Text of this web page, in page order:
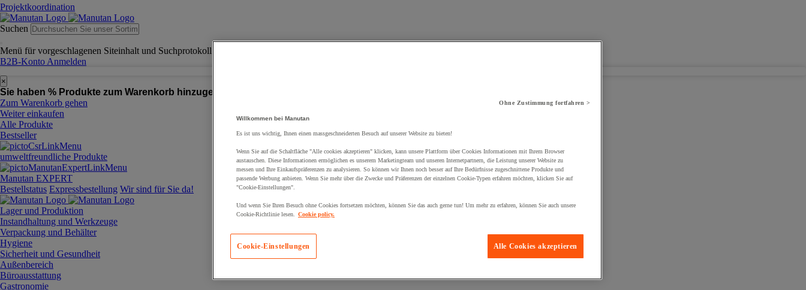
Projektkoordination
Suchen
Menü für vorgeschlagenen Siteinhalt und Suchprotokoll
B2B-Konto Anmelden
×
Sie haben % Produkte zum Warenkorb hinzugefügt:
Zum Warenkorb gehen
Weiter einkaufen
Alle Produkte
Bestseller
umweltfreundliche Produkte
Manutan EXPERT
Bestellstatus Expressbestellung Wir sind für Sie da!
Lager und Produktion
Instandhaltung und Werkzeuge
Verpackung und Behälter
Hygiene
Sicherheit und Gesundheit
Außenbereich
Büroausstattung
Gastronomie
Ohne Zustimmung fortfahren >
Willkommen bei Manutan
Es ist uns wichtig, Ihnen einen massgeschneiderten Besuch auf unserer Website zu bieten!
Wenn Sie auf die Schaltfläche "Alle cookies akzeptieren" klicken, kann unsere Plattform über Cookies Informationen mit Ihrem Browser
austauschen. Diese Informationen ermöglichen es unserem Marketingteam und unseren Internetpartnern, die Leistung unserer Website zu
messen und Ihre Einkaufspräferenzen zu analysieren. So können wir Ihnen noch besser auf Ihre Bedürfnisse zugeschnittene Produkte und
passende Werbung anbieten. Wenn Sie mehr über die Zwecke und Präferenzen der einzelnen Cookie-Typen erfahren möchten, klicken Sie auf
"Cookie-Einstellungen".
Und wenn Sie Ihren Besuch ohne Cookies fortsetzen möchten, können Sie das auch gerne tun! Um mehr zu erfahren, können Sie auch unsere
Cookie-Richtlinie lesen.
Cookie policy.
Alle Cookies akzeptieren
Cookie-Einstellungen